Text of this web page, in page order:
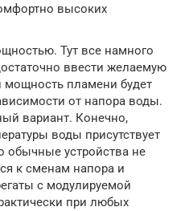
высоких
Тут все намного
ввести желаемую
мощность пламени будет
от напора воды.
вариант. Конечно,
воды присутствует
обычные устройства не
к сменам напора и
с модулируемой
при любых